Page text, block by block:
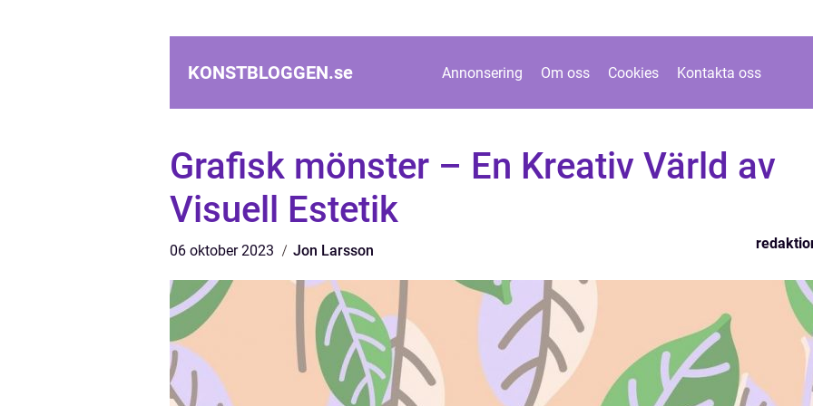
KONSTBLOGGEN.se Annonsering Om oss Cookies Kontakta oss
Grafisk mönster – En Kreativ Värld av
Visuell Estetik
06 oktober 2023 Jon Larsson